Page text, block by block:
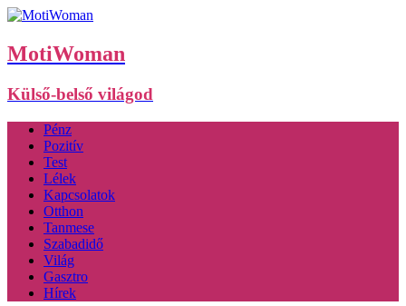
MotiWoman
Külső-belső világod
Pénz
Pozitív
Test
Lélek
Kapcsolatok
Otthon
Tanmese
Szabadidő
Világ
Gasztro
Hírek